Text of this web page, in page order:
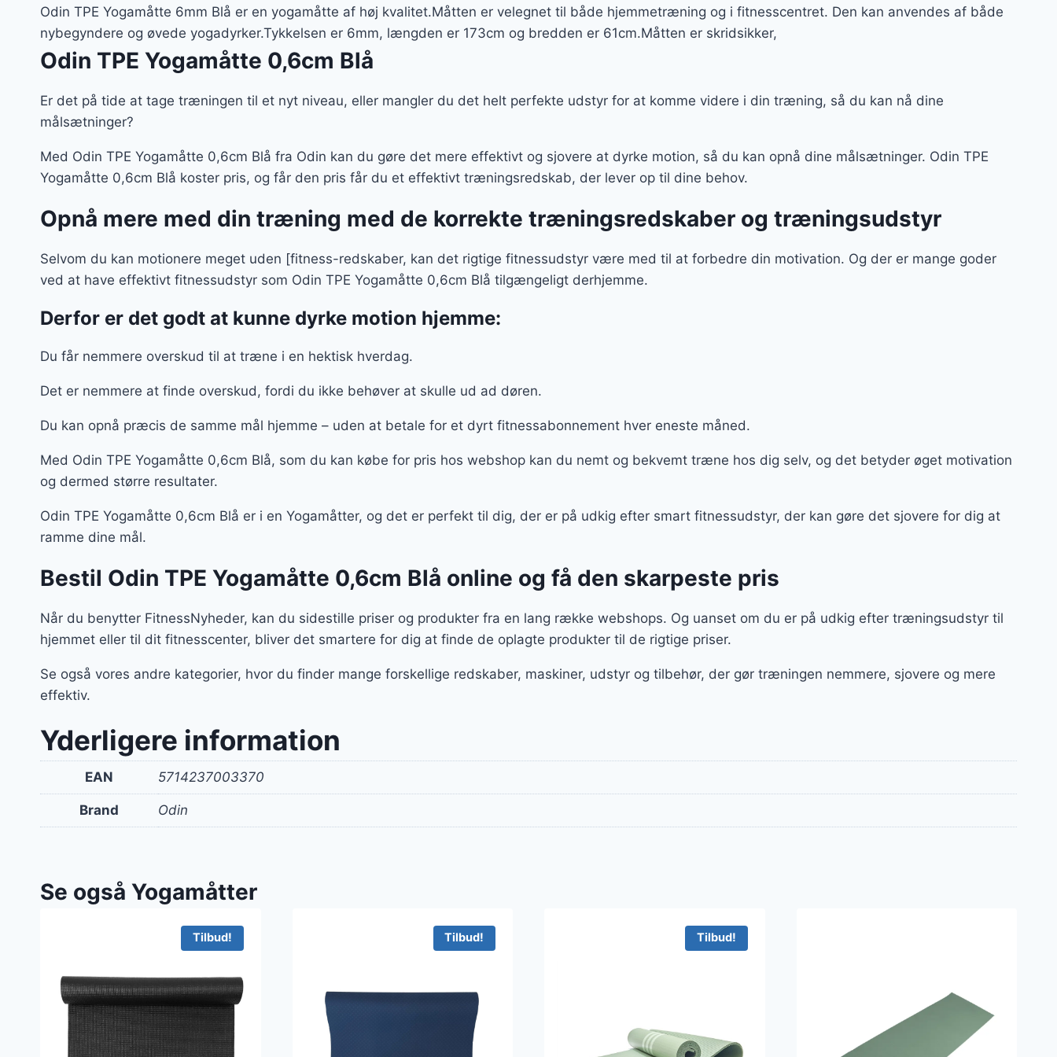
129 kr..99 kr..
Odin TPE Yogamåtte 6mm Blå er en yogamåtte af høj kvalitet.Måtten er velegnet til både hjemmetræning og i fitnesscentret. Den kan anvendes af både
nybegyndere og øvede yogadyrker.Tykkelsen er 6mm, længden er 173cm og bredden er 61cm.Måtten er skridsikker,
Odin TPE Yogamåtte 0,6cm Blå
Er det på tide at tage træningen til et nyt niveau, eller mangler du det helt perfekte udstyr for at komme videre i din træning, så du kan nå dine
målsætninger?
Med Odin TPE Yogamåtte 0,6cm Blå fra Odin kan du gøre det mere effektivt og sjovere at dyrke motion, så du kan opnå dine målsætninger. Odin TPE
Yogamåtte 0,6cm Blå koster pris, og får den pris får du et effektivt træningsredskab, der lever op til dine behov.
Opnå mere med din træning med de korrekte træningsredskaber og træningsudstyr
Selvom du kan motionere meget uden [fitness-redskaber, kan det rigtige fitnessudstyr være med til at forbedre din motivation. Og der er mange goder
ved at have effektivt fitnessudstyr som Odin TPE Yogamåtte 0,6cm Blå tilgængeligt derhjemme.
Derfor er det godt at kunne dyrke motion hjemme:
Du får nemmere overskud til at træne i en hektisk hverdag.
Det er nemmere at finde overskud, fordi du ikke behøver at skulle ud ad døren.
Du kan opnå præcis de samme mål hjemme – uden at betale for et dyrt fitnessabonnement hver eneste måned.
Med Odin TPE Yogamåtte 0,6cm Blå, som du kan købe for pris hos webshop kan du nemt og bekvemt træne hos dig selv, og det betyder øget motivation
og dermed større resultater.
Odin TPE Yogamåtte 0,6cm Blå er i en Yogamåtter, og det er perfekt til dig, der er på udkig efter smart fitnessudstyr, der kan gøre det sjovere for dig at
ramme dine mål.
Bestil Odin TPE Yogamåtte 0,6cm Blå online og få den skarpeste pris
Når du benytter FitnessNyheder, kan du sidestille priser og produkter fra en lang række webshops. Og uanset om du er på udkig efter træningsudstyr til
hjemmet eller til dit fitnesscenter, bliver det smartere for dig at finde de oplagte produkter til de rigtige priser.
Se også vores andre kategorier, hvor du finder mange forskellige redskaber, maskiner, udstyr og tilbehør, der gør træningen nemmere, sjovere og mere
effektiv.
Yderligere information
EAN 5714237003370
Brand Odin
Se også Yogamåtter
Tilbud! Tilbud! Tilbud!